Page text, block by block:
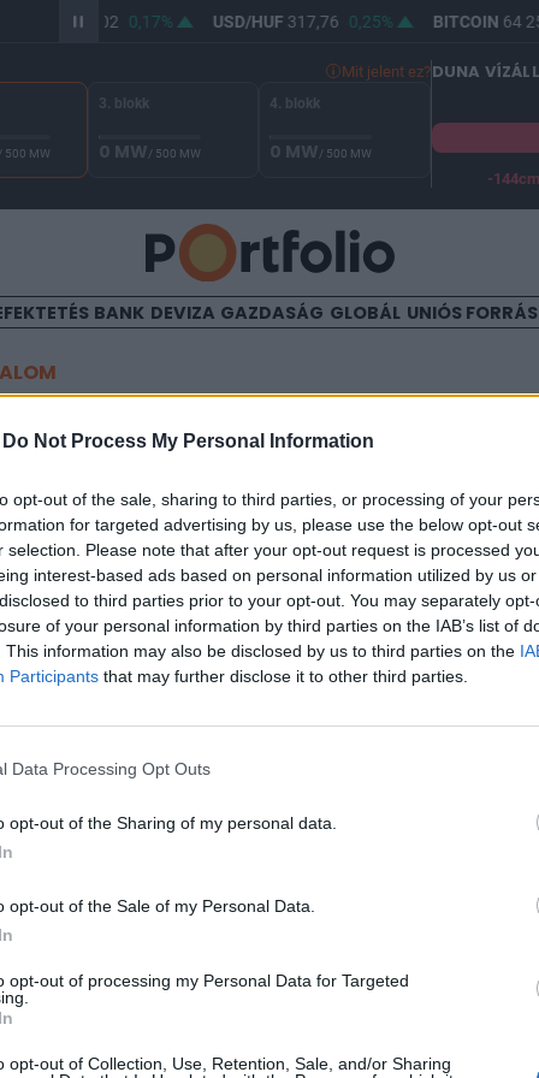
Do Not Process My Personal Information
opt-out of the sale, sharing to third parties, or processing of your
for targeted advertising by us, please use the below opt-out
selection. Please note that after your opt-out request is processed
interest-based ads based on personal information utilized by us
to third parties prior to your opt-out. You may separately
of your personal information by third parties on the IAB’s list of
This information may also be disclosed by us to third parties on the
Participants that may further disclose it to other third parties.
Data Processing Opt Outs
opt-out of the Sharing of my personal data.
opt-out of the Sale of my Personal Data.
opt-out of processing my Personal Data for Targeted
opt-out of Collection, Use, Retention, Sale, and/or Sharing
366,02 0,17% USD/HUF 317,76 0,25% BITCOIN64
Mit jelent ez?
/ 500 MW
3. blokk
0 MW/ 500 MW
4. blokk
0 MW/ 500 MW
DUNA
-144cm
BANK DEVIZA GAZDASÁG GLOBÁL UNIÓS
a csökkenô
tovább csökkent a munkanélküliség a március-
mozgóátlag alapján. A munkanélküliség
6.9, májusban 6.7%-os volt a munkanélküliségi ráta
az egy évvel korábbi 286 ezerrôl. Az összes
nem talált állást, a munkanélküliség átlagos...
portfolio.hu hírarchívumához tartozik, melynek olvasása
cikkarchívum